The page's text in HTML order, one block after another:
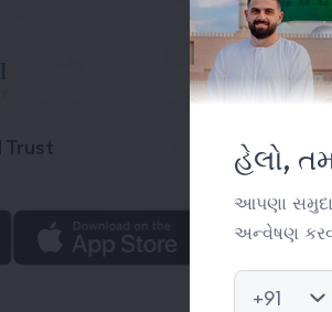
હેલો,
આપણા
અન્વેષણ
+91